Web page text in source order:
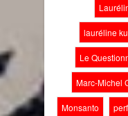
lauréline
Le
Marc-Michel
Monsanto